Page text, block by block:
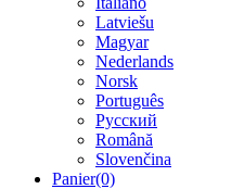
Latviešu
Magyar
Nederlands
Norsk
Português
Русский
Română
Slovenčina
Panier(0)